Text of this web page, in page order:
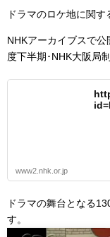
ドラマのロケ地に関す
NHKアーカイブスで
度下半期･NHK大阪局
www2.nhk.or.jp
ドラマの舞台となる
す。